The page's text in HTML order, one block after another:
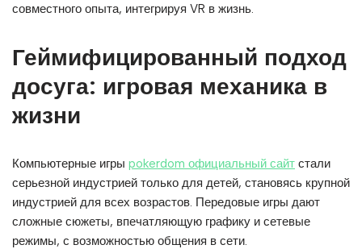
совместного опыта, интегрируя VR в жизнь.
Геймифицированный подход
досуга: игровая механика в
жизни
Компьютерные игры pokerdom официальный сайт стали
серьезной индустрией только для детей, становясь крупной
индустрией для всех возрастов. Передовые игры дают
сложные сюжеты, впечатляющую графику и сетевые
режимы, с возможностью общения в сети.